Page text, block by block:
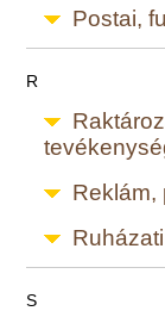
Postai,
R
Reklám,
S